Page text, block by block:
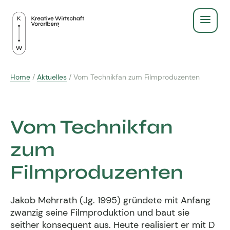
Service
Recht & Gesetz
Gründen & Werbeberufe
Agenturleitfaden
Zeigt eure Arbeit
Aus- & Weiterbildung
BildungsPlus Förderung
Lehre
Weiterbildungen
Fachgruppe
Ausschuss - wir für euch
Kreativpreis
Home / Aktuelles / Vom Technikfan zum Filmproduzenten
Vom Technikfan
zum
Filmproduzenten
Jakob Mehrrath (Jg. 1995) gründete mit Anfang
zwanzig seine Filmproduktion und baut sie
seither konsequent aus. Heute realisiert er mit D